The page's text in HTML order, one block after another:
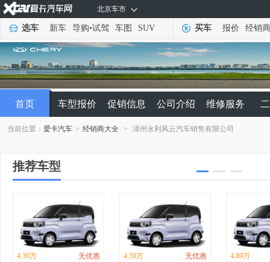
北京车市
选车 新车 导购•试驾 车图 SUV 买车 报价 经销商
首页 车型报价 促销信息 公司介绍 维修服务
当前位置：爱卡汽车 > 经销商大全 > 漳州永利风云汽车销售有限公司
推荐车型
4.39万 无优惠 4.59万 无优惠 4.89万